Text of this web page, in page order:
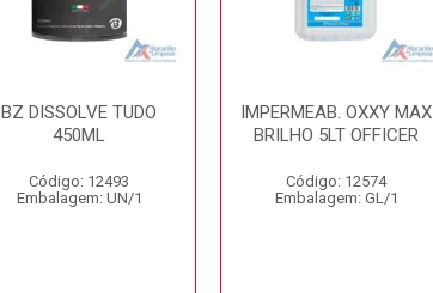
BZ DISSOLVE TUDO
450ML
Código: 12493
Embalagem: UN/1
IMPERMEAB. OXXY MAX
BRILHO 5LT OFFICER
Código: 12574
Embalagem: GL/1